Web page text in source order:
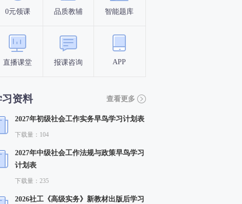
0元领课 品质教辅 智能题库
直播课堂 报课咨询 APP
习资料 查看更多
2027年初级社会工作实务早鸟学习计划表
下载量：104
2027年中级社会工作法规与政策早鸟学习
计划表
下载量：235
2026社工《高级实务》新教材出版后学习